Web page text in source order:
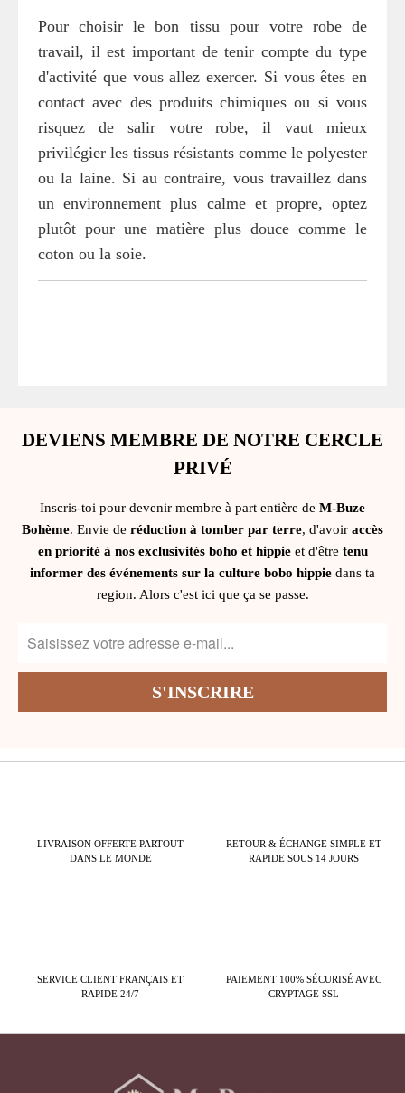
Pour choisir le bon tissu pour votre robe de
travail, il est important de tenir compte du type
d'activité que vous allez exercer. Si vous êtes en
contact avec des produits chimiques ou si vous
risquez de salir votre robe, il vaut mieux
privilégier les tissus résistants comme le polyester
ou la laine. Si au contraire, vous travaillez dans
un environnement plus calme et propre, optez
plutôt pour une matière plus douce comme le
coton ou la soie.
DEVIENS MEMBRE DE NOTRE CERCLE
PRIVÉ
Inscris-toi pour devenir membre à part entière de M-Buze
Bohème. Envie de réduction à tomber par terre, d'avoir accès
en priorité à nos exclusivités boho et hippieet d'être tenu
informer des événements sur la culture bobo hippie dans ta
region. Alors c'est ici que ça se passe.
LIVRAISON OFFERTE PARTOUT
DANS LE MONDE
RETOUR & ÉCHANGE SIMPLE ET
RAPIDE SOUS 14 JOURS
SERVICE CLIENT FRANÇAIS ET
RAPIDE 24/7
PAIEMENT 100% SÉCURISÉ AVEC
CRYPTAGE SSL